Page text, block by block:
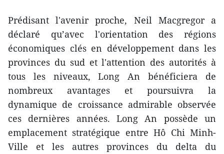
Prédisant l'avenir proche, Neil Macgregor a
déclaré qu’avec l'orientation des régions
économiques clés en développement dans les
provinces du sud et l'attention des autorités à
tous les niveaux, Long An bénéficiera de
nombreux avantages et poursuivra la
dynamique de croissance admirable observée
ces dernières années. Long An possède un
emplacement stratégique entre Hô Chi Minh-
Ville et les autres provinces du delta du